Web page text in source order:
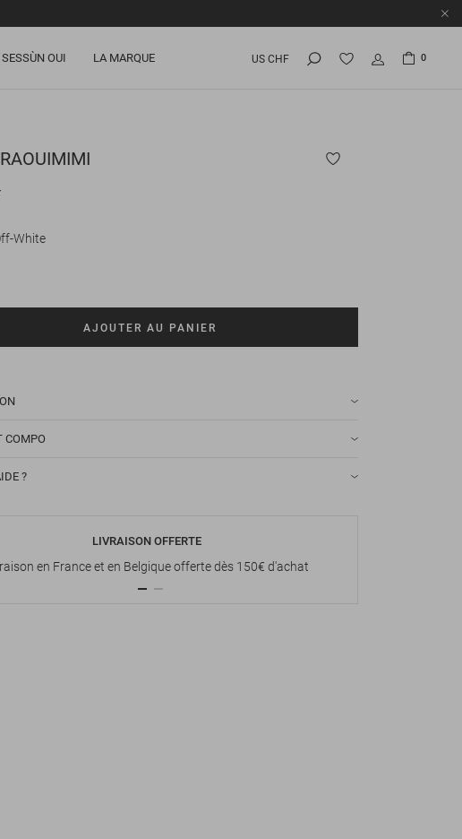
SESSÙN OUI LA MARQUE US CHF 0
White
AJOUTER AU PANIER
COMPO
?
LIVRAISON OFFERTE
en France et en Belgique offerte dès 150€ d'achat